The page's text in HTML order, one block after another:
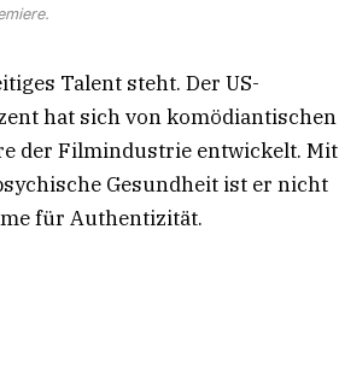
Talent steht. Der US-
hat sich von komödiantischen
der Filmindustrie entwickelt. Mit
Gesundheit ist er nicht
für Authentizität.